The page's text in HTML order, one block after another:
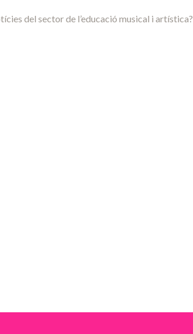
del sector de l’educació musical i artística?